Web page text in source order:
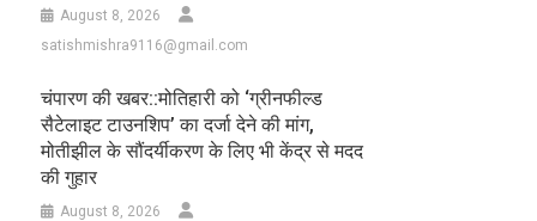
August 8, 2026
satishmishra9116@gmail.com
चंपारण की खबर::मोतिहारी को ‘ग्रीनफील्ड
सैटेलाइट टाउनशिप’ का दर्जा देने की मांग,
मोतीझील के सौंदर्यीकरण के लिए भी केंद्र से मदद
की गुहार
August 8, 2026